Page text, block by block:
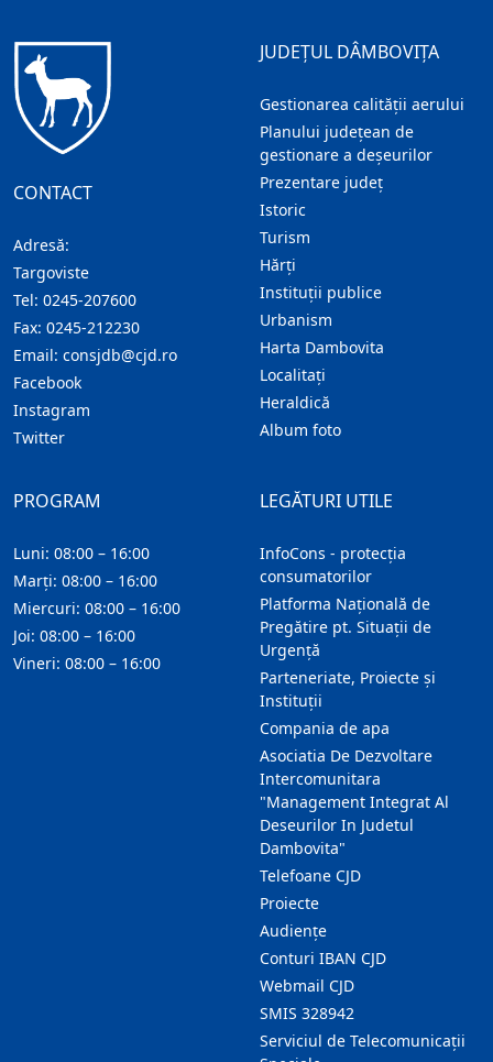
CONTACT
Adresă:
Targoviste
Tel: 0245-207600
Fax: 0245-212230
Email: consjdb@cjd.ro
Facebook
Instagram
Twitter
JUDEȚUL DÂMBOVIȚA
Gestionarea calității aerului
Planului județean de
gestionare a deșeurilor
Prezentare judeţ
Istoric
Turism
Hărţi
Instituţii publice
Urbanism
Harta Dambovita
Localitaţi
Heraldică
Album foto
LEGĂTURI UTILE
InfoCons - protecția
consumatorilor
Platforma Națională de
Pregătire pt. Situații de
Urgență
Parteneriate, Proiecte și
Instituții
Compania de apa
Asociatia De Dezvoltare
Intercomunitara
"Management Integrat Al
Deseurilor In Judetul
Dambovita"
Telefoane CJD
Proiecte
Audienţe
Conturi IBAN CJD
Webmail CJD
SMIS 328942
Serviciul de Telecomunicații
PROGRAM
Luni: 08:00 – 16:00
Marți: 08:00 – 16:00
Miercuri: 08:00 – 16:00
Joi: 08:00 – 16:00
Vineri: 08:00 – 16:00